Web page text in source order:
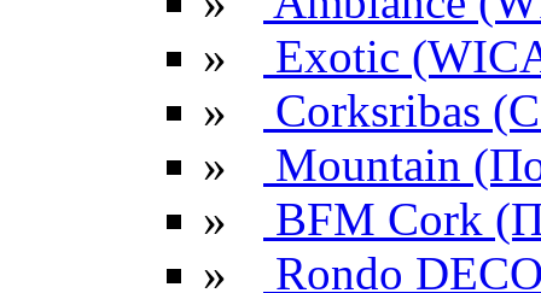
»
Exotic
»
Corksribas
»
Mountain
»
BFM Cork
»
Rondo